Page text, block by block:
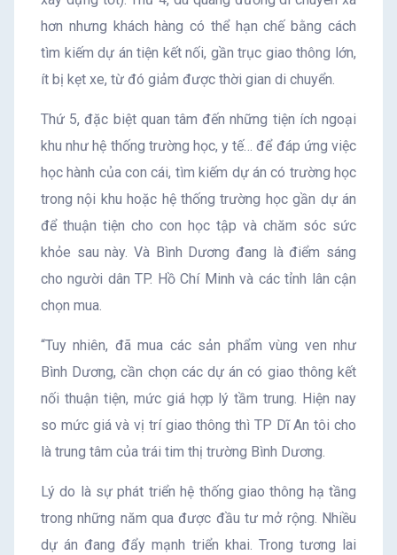
hơn nhưng khách hàng có thể hạn chế bằng cách
tìm kiếm dự án tiện kết nối, gần trục giao thông lớn,
ít bị kẹt xe, từ đó giảm được thời gian di chuyển.
Thứ 5, đặc biệt quan tâm đến những tiện ích ngoại
khu như hệ thống trường học, y tế… để đáp ứng việc
học hành của con cái, tìm kiếm dự án có trường học
trong nội khu hoặc hệ thống trường học gần dự án
để thuận tiện cho con học tập và chăm sóc sức
khỏe sau này. Và Bình Dương đang là điểm sáng
cho người dân TP. Hồ Chí Minh và các tỉnh lân cận
chọn mua.
“Tuy nhiên, đã mua các sản phẩm vùng ven như
Bình Dương, cần chọn các dự án có giao thông kết
nối thuận tiện, mức giá hợp lý tầm trung. Hiện nay
so mức giá và vị trí giao thông thì TP Dĩ An tôi cho
là trung tâm của trái tim thị trường Bình Dương.
Lý do là sự phát triển hệ thống giao thông hạ tầng
trong những năm qua được đầu tư mở rộng. Nhiều
dự án đang đẩy mạnh triển khai. Trong tương lai